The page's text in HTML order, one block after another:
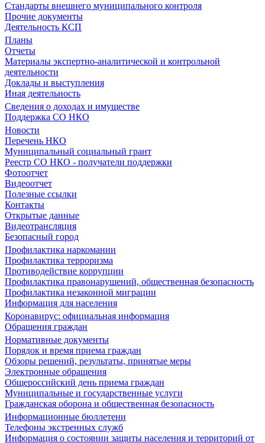
Стандарты внешнего муниципального контроля
Прочие документы
Деятельность КСП
Планы
Отчеты
Материалы экспертно-аналитической и контрольной
деятельности
Доклады и выступления
Иная деятельность
Сведения о доходах и имуществе
Поддержка СО НКО
Новости
Перечень НКО
Муниципальный социальный грант
Реестр СО НКО - получатели поддержки
Фотоотчет
Видеоотчет
Полезные ссылки
Контакты
Открытые данные
Видеотрансляция
Безопасный город
Профилактика наркомании
Профилактика терроризма
Противодействие коррупции
Профилактика правонарушений, общественная безопасность
Профилактика незаконной миграции
Информация для населения
Коронавирус: официальная информация
Обращения граждан
Нормативные документы
Порядок и время приема граждан
Обзоры решений, результаты, принятые меры
Электронные обращения
Общероссийский день приема граждан
Муниципальные и государственные услуги
Гражданская оборона и общественная безопасность
Информационные бюллетени
Телефоны экстренных служб
Информация о состоянии защиты населения и территорий от